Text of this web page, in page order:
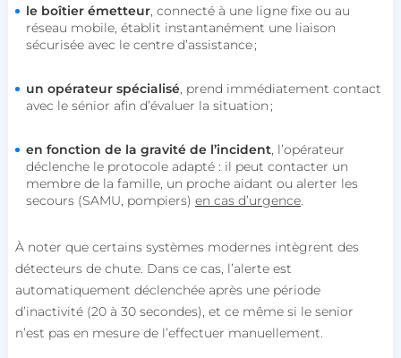
le boîtier émetteur, connecté à une ligne fixe ou au
réseau mobile, établit instantanément une liaison
sécurisée avec le centre d’assistance ;
un opérateur spécialisé, prend immédiatement contact
avec le sénior afin d’évaluer la situation ;
en fonction de la gravité de l’incident, l’opérateur
déclenche le protocole adapté : il peut contacter un
membre de la famille, un proche aidant ou alerter les
secours (SAMU, pompiers) en cas d’urgence.
À noter que certains systèmes modernes intègrent des
détecteurs de chute. Dans ce cas, l’alerte est
automatiquement déclenchée après une période
d’inactivité (20 à 30 secondes), et ce même si le senior
n’est pas en mesure de l’effectuer manuellement.